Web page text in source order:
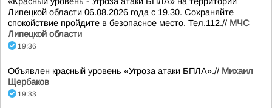
Липецкой области 06.08.2026 года с 19.30. Сохраняйте
спокойствие пройдите в безопасное место. Тел.112.// МЧС
Липецкой области
19:36
Объявлен красный уровень «Угроза атаки БПЛА».// Михаил
Щербаков
19:33